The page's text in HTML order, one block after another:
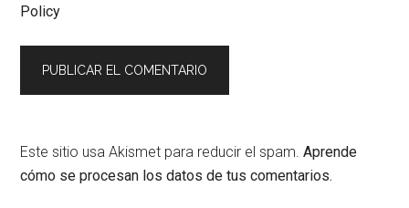
Policy
Este sitio usa Akismet para reducir el spam.Aprende
cómo se procesan los datos de tus comentarios.